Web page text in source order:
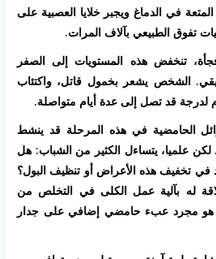
في الدماغ ويجبر خلايا العصبية على
تفوق الطبيعي بآلاف المرات.
تنخفض هذه المستويات إلى الصفر
الشخص يشعر بخمول قاتل، واكتئاب
لدرجة قد تصل إلى عدة أيام متواصلة.
الحامضية في هذه المرحلة قد ينشط
علميا، يتساءل الكثير من الشباب: هل
في تخفيف هذه الأعراض أو تنظيف البول؟
له بآلية عمل الكلى في التخلص من
هو مجرد عبء حامضي إضافي على جدار